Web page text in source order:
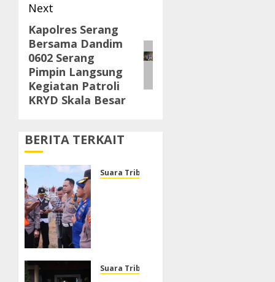
Next
Next
post:
Kapolres Serang
Bersama Dandim
0602 Serang
Pimpin Langsung
Kegiatan Patroli
KRYD Skala Besar
BERITA TERKAIT
Suara Tribrata
Cepat
Suara Tribrata